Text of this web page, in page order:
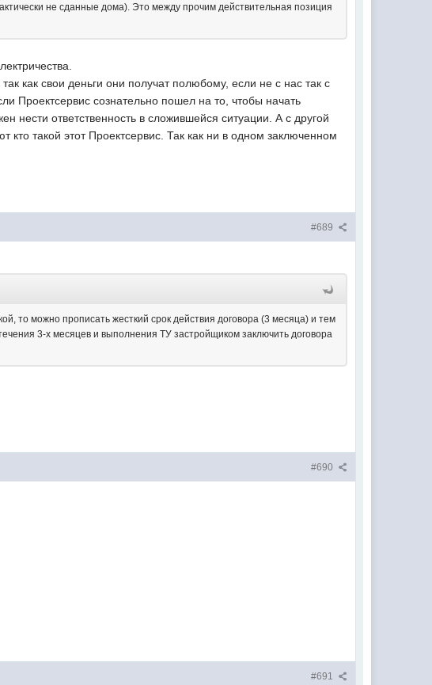
не сданные дома). Это между прочим действительная позиция
как свои деньги они получат полюбому, если не с нас так с
Проектсервис сознательно пошел на то, чтобы начать
нести ответственность в сложившейся ситуации. А с другой
такой этот Проектсервис. Так как ни в одном заключенном
#689
то можно прописать жесткий срок действия договора (3 месяца) и тем
3-х месяцев и выполнения ТУ застройщиком заключить договора
#690
#691